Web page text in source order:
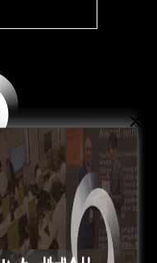
式会社